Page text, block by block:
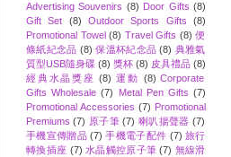
Advertising Souvenirs (8) Door Gifts (8)
Gift Set
(8) Outdoor Sports Gifts
(8)
Promotional Towel (8) Travel Gifts (8) 便
條紙紀念品 (8) 保溫杯紀念品 (8) 典雅氣
質型USB隨身碟 (8) 獎杯 (8) 皮具禮品 (8)
經典水晶獎座 (8) 運動 (8) Corporate
Gifts Wholesale (7) Metal Pen Gifts (7)
Promotional Accessories (7) Promotional
Premiums (7) 原子筆 (7) 喇叭揚聲器 (7)
手機宣傳贈品 (7) 手機電子配件 (7) 旅行
轉換插座 (7) 水晶觸控原子筆 (7) 無線滑